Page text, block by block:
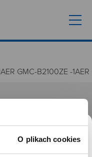
O plikach cookies
GMC-B2100ZE -1AER